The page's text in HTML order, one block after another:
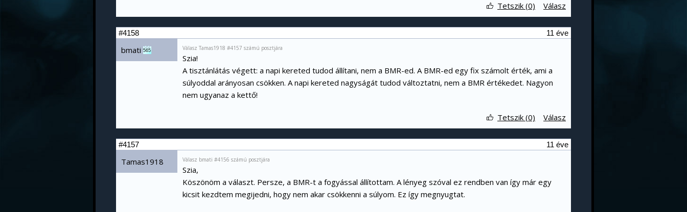
Válasz
Tetszik (0)
11 éve
#4158
bmati 565 Válasz Tamas1918 #4157 számú posztjára
Szia!
A tisztánlátás végett: a napi kereted tudod állítani, nem a BMR-ed. A BMR-ed egy fix számolt érték, ami a
súlyoddal arányosan csökken. A napi kereted nagyságát tudod változtatni, nem a BMR értékedet. Nagyon
nem ugyanaz a kettő!
Válasz
Tetszik (0)
11 éve
#4157
Tamas1918 Válasz bmati #4156 számú posztjára
Szia,
Köszönöm a választ. Persze, a BMR-t a fogyással állítottam. A lényeg szóval ez rendben van így már egy
kicsit kezdtem megijedni, hogy nem akar csökkenni a súlyom. Ez így megnyugtat.